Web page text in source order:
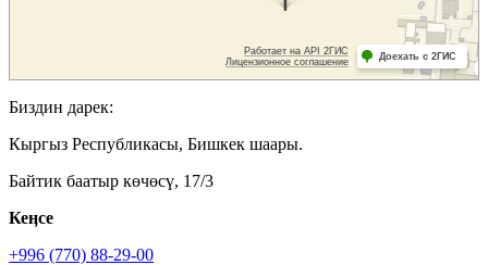
Биздин дарек:
Кыргыз Республикасы, Бишкек шаары.
Байтик баатыр көчөсү, 17/3
Кеӊсе
+996 (770) 88-29-00